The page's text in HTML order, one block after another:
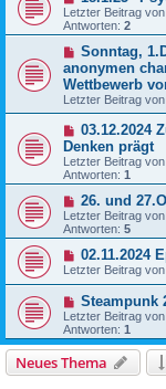
Letzter Beitrag von
Antworten: 2
Sonntag,
anonymen
Wettbewerb
Letzter Beitrag von
03.12.2024
Denken prägt
Letzter Beitrag von
Antworten: 1
26. und
Letzter Beitrag von
Antworten: 5
02.11.2024
Letzter Beitrag von
Steampunk
Letzter Beitrag von
Antworten: 1
Neues Thema